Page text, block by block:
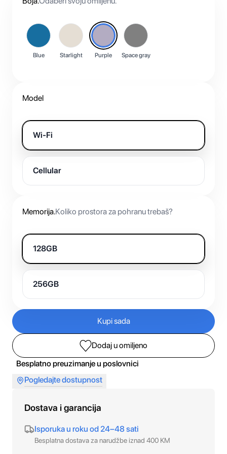
Blue Starlight Purple Space gray
Model
Wi-Fi
Cellular
Memorija.Koliko prostora za pohranu trebaš?
128GB
256GB
Kupi sada
Dodaj u omiljeno
Besplatno preuzimanje u poslovnici
Pogledajte dostupnost
Dostava i garancija
Isporuka u roku od 24–48 sati
Besplatna dostava za narudžbe iznad 400 KM